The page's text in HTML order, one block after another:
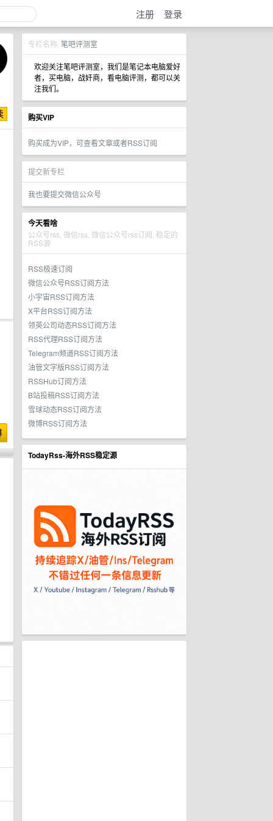
注册 登录
专栏名称: 笔吧评测室
欢迎关注笔吧评测室，我们是笔记本电脑爱好
者，买电脑，战奸商，看电脑评测，都可以关
注我们。
购买VIP
购买成为VIP，可查看文章或者RSS订阅
提交新专栏
我也要提交微信公众号
今天看啥
公众号rss, 微信rss, 微信公众号rss订阅, 稳定的
RSS源
RSS极速订阅
微信公众号RSS订阅方法
小宇宙RSS订阅方法
X平台RSS订阅方法
领英公司动态RSS订阅方法
RSS代理RSS订阅方法
Telegram频道RSS订阅方法
油管文字版RSS订阅方法
RSSHub订阅方法
B站投稿RSS订阅方法
雪球动态RSS订阅方法
微博RSS订阅方法
TodayRss-海外RSS稳定源